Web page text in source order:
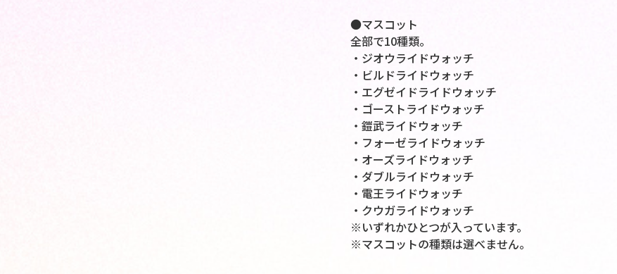
●マスコット
全部で10種類。
・ジオウライドウォッチ
・ビルドライドウォッチ
・エグゼイドライドウォッチ
・ゴーストライドウォッチ
・鎧武ライドウォッチ
・フォーゼライドウォッチ
・オーズライドウォッチ
・ダブルライドウォッチ
・電王ライドウォッチ
・クウガライドウォッチ
※いずれかひとつが入っています。
※マスコットの種類は選べません。